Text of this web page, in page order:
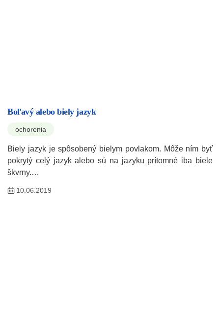
Boľavý alebo biely jazyk
ochorenia
Biely jazyk je spôsobený bielym povlakom. Môže ním byť
pokrytý celý jazyk alebo sú na jazyku prítomné iba biele
škvrny.…
10.06.2019